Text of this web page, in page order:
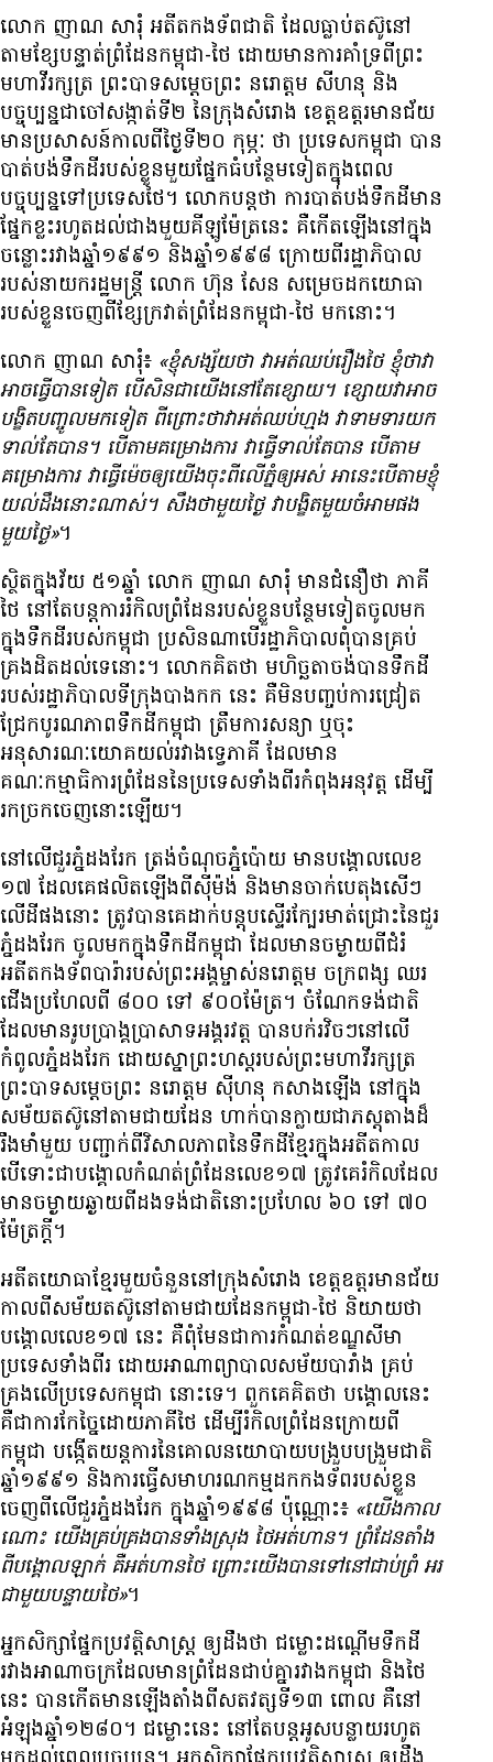
លោក ញាណ សារុំ អតីត​កងទ័ព​ជាតិ ដែល​ធ្លាប់​តស៊ូ​នៅ​
តាម​ខ្សែ​បន្ទាត់​ព្រំដែន​កម្ពុជា-ថៃ ដោយ​មាន​ការ​គាំទ្រ​ពី​ព្រះ​
មហា​វីរក្សត្រ ព្រះបាទ​សម្ដេច​ព្រះ នរោត្តម សីហនុ និង​
បច្ចុប្បន្ន​ជា​ចៅ​សង្កាត់​ទី២ នៃ​ក្រុង​សំរោង ខេត្ត​ឧត្តរមានជ័យ
មាន​ប្រសាសន៍​កាល​ពី​ថ្ងៃ​ទី២០ កុម្ភៈ ថា ប្រទេស​កម្ពុជា បាន​
បាត់​បង់​ទឹកដី​របស់​ខ្លួន​មួយ​ផ្នែក​ធំ​បន្ថែម​ទៀត​ក្នុង​ពេល​
បច្ចុប្បន្ន​ទៅ​ប្រទេស​ថៃ។ លោក​បន្ត​ថា ការ​បាត់​បង់​ទឹកដី​មាន​
ផ្នែក​ខ្លះ​រហូត​ដល់​ជាង​មួយ​គីឡូម៉ែត្រ​នេះ គឺ​កើត​ឡើង​នៅ​ក្នុង​
ចន្លោះ​រវាង​ឆ្នាំ​១៩៩១ និង​ឆ្នាំ​១៩៩៨ ក្រោយ​ពី​រដ្ឋាភិបាល​
របស់​នាយក​រដ្ឋមន្ត្រី លោក ហ៊ុន សែន សម្រេច​ដក​យោធា​
របស់​ខ្លួន​ចេញ​ពី​ខ្សែ​ក្រវាត់​ព្រំដែន​កម្ពុជា-ថៃ មក​នោះ។
លោក ញាណ សារុំ៖ «ខ្ញុំ​សង្ស័យ​ថា វា​អត់​ឈប់​រឿង​ថៃ ខ្ញុំ​ថា​វា​
អាច​ធ្វើ​បាន​ទៀត បើ​សិន​ជា​យើង​នៅ​តែ​ខ្សោយ។ ខ្សោយ​វា​អាច​
បង្ខិត​បញ្ចូល​មក​ទៀត ពីព្រោះ​ថា​វា​អត់​ឈប់​ហ្មង វា​ទាមទារ​យក​
ទាល់​តែ​បាន។ បើ​តាម​គម្រោង​ការ វា​ធ្វើ​ទាល់​តែ​បាន បើ​តាម​
គម្រោង​ការ វា​ធ្វើ​ម៉េច​ឲ្យ​យើង​ចុះ​ពី​លើ​ភ្នំ​ឲ្យ​អស់ អា​នេះ​បើ​តាម​ខ្ញុំ​
យល់​ដឹង​នោះ​ណាស់។ សឹង​ថា​មួយ​ថ្ងៃ វា​បង្ខិត​មួយ​ចំអាម​ផង​
មួយ​ថ្ងៃ»។
ស្ថិត​ក្នុង​វ័យ ៥១​ឆ្នាំ លោក ញាណ សារុំ មាន​ជំនឿ​ថា ភាគី​
ថៃ នៅ​តែ​បន្ត​ការ​រំកិល​ព្រំដែន​របស់​ខ្លួន​បន្ថែម​ទៀត​ចូល​មក​
ក្នុង​ទឹកដី​របស់​កម្ពុជា ប្រសិន​ណា​បើ​រដ្ឋាភិបាល​ពុំ​បាន​គ្រប់
គ្រង​ដិតដល់​ទេ​នោះ។ លោក​គិត​ថា មហិច្ឆតា​ចង់​បាន​ទឹកដី​
របស់​រដ្ឋាភិបាល​ទីក្រុង​បាងកក នេះ គឺ​មិន​បញ្ចប់​ការ​ជ្រៀត
ជ្រែក​បូរណភាព​ទឹកដី​កម្ពុជា ត្រឹម​ការ​សន្យា ឬ​ចុះ​
អនុសារណៈ​យោគយល់​រវាង​ទ្វេភាគី ដែល​មាន​
គណៈកម្មាធិការ​ព្រំដែន​នៃ​ប្រទេស​ទាំង​ពីរ​កំពុង​អនុវត្ត ដើម្បី​
រក​ច្រក​ចេញ​នោះ​ឡើយ។
នៅ​លើ​ជួរ​ភ្នំ​ដងរែក ត្រង់​ចំណុច​ភ្នំ​ប៉ោយ មាន​បង្គោល​លេខ​
១៧ ដែល​គេ​ផលិត​ឡើង​ពី​ស៊ីម៉ង់ និង​មាន​ចាក់​បេតុង​សើៗ​
លើ​ដី​ផង​នោះ ត្រូវ​បាន​គេ​ដាក់​បន្តុប​ស្ទើរ​ក្បែរ​មាត់​ជ្រោះ​នៃ​ជួរ​
ភ្នំ​ដងរែក ចូល​មក​ក្នុង​ទឹកដី​កម្ពុជា ដែល​មាន​ចម្ងាយ​ពី​ជំរំ​
អតីត​កងទ័ព​បារ៉ា​របស់​ព្រះ​អង្គ​ម្ចាស់​នរោត្តម ចក្រពង្ស ឈរ​
ជើង​ប្រហែល​ពី ៨០០ ទៅ ៩០០​ម៉ែត្រ។ ចំណែក​ទង់ជាតិ​
ដែល​មាន​រូប​ប្រាង្គ​ប្រាសាទ​អង្គរវត្ត បាន​បក់​រវិចៗ​នៅ​លើ​
កំពូល​ភ្នំ​ដងរែក ដោយ​ស្នា​ព្រះហស្ត​របស់​ព្រះ​មហា​វីរក្សត្រ
ព្រះ​បាទ​សម្ដេច​ព្រះ នរោត្តម ស៊ីហនុ កសាង​ឡើង នៅ​ក្នុង​
សម័យ​តស៊ូ​នៅ​តាម​ជាយ​ដែន ហាក់​បាន​ក្លាយ​ជា​ភស្តុតាង​ដ៏​
រឹងមាំ​មួយ បញ្ជាក់​ពី​វិសាលភាព​នៃ​ទឹកដី​ខ្មែរ​ក្នុង​អតីតកាល
បើ​ទោះ​ជា​បង្គោល​កំណត់​ព្រំដែន​លេខ​១៧ ត្រូវ​គេ​រំកិល​ដែល​
មាន​ចម្ងាយ​ឆ្ងាយ​ពី​ដង​ទង់ជាតិ​នោះ​ប្រហែល ៦០ ទៅ ៧០​
ម៉ែត្រ​ក្ដី។
អតីត​យោធា​ខ្មែរ​មួយ​ចំនួន​នៅ​ក្រុង​សំរោង ខេត្ត​ឧត្តរមានជ័យ
កាល​ពី​សម័យ​តស៊ូ​នៅ​តាម​ជាយដែន​កម្ពុជា-ថៃ និយាយ​ថា
បង្គោល​លេខ​១៧ នេះ គឺ​ពុំ​មែន​ជា​ការ​កំណត់​ខណ្ឌ​សីមា​
ប្រទេស​ទាំង​ពីរ ដោយ​អាណាព្យាបាល​សម័យ​បារាំង គ្រប់
គ្រង​លើ​ប្រទេស​កម្ពុជា នោះ​ទេ។ ពួក​គេ​គិត​ថា បង្គោល​នេះ
គឺ​ជា​ការ​កែច្នៃ​ដោយ​ភាគី​ថៃ ដើម្បី​រំកិល​ព្រំដែន​ក្រោយ​ពី​
កម្ពុជា បង្កើត​យន្តការ​នៃ​គោល​នយោបាយ​បង្រួបបង្រួម​ជាតិ​
ឆ្នាំ​១៩៩១ និង​ការ​ធ្វើ​សមាហរណកម្ម​ដក​កងទ័ព​របស់​ខ្លួន​
ចេញ​ពី​លើ​ជួរ​ភ្នំ​ដងរែក ក្នុង​ឆ្នាំ​១៩៩៨ ប៉ុណ្ណោះ៖ «យើង​កាល​
ណោះ យើង​គ្រប់គ្រង​បាន​ទាំង​ស្រុង ថៃ​អត់​ហាន។ ព្រំដែន​តាំង​
ពី​បង្គោល​ឡាក់ គឺ​អត់​ហាន​ថៃ ព្រោះ​យើង​បាន​ទៅ​នៅ​ជាប់​ព្រំ អរ​
ជា​មួយ​បន្ទាយ​ថៃ»។
អ្នក​សិក្សា​ផ្នែក​ប្រវត្តិសាស្ត្រ ឲ្យ​ដឹង​ថា ជម្លោះ​ដណ្ដើម​ទឹកដី​
រវាង​អាណាចក្រ​ដែល​មាន​ព្រំដែន​ជាប់​គ្នា​រវាង​កម្ពុជា និង​ថៃ
នេះ បាន​កើត​មាន​ឡើង​តាំង​ពី​សតវត្ស​ទី១៣ ពោល គឺ​នៅ​
អំឡុង​ឆ្នាំ​១២៨០។ ជម្លោះ​នេះ នៅ​តែ​បន្ត​អូស​បន្លាយ​រហូត​